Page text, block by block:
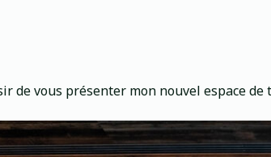
de vous présenter mon nouvel espace de